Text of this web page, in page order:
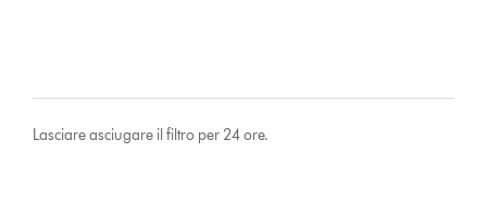
Lasciare asciugare il filtro per 24 ore.